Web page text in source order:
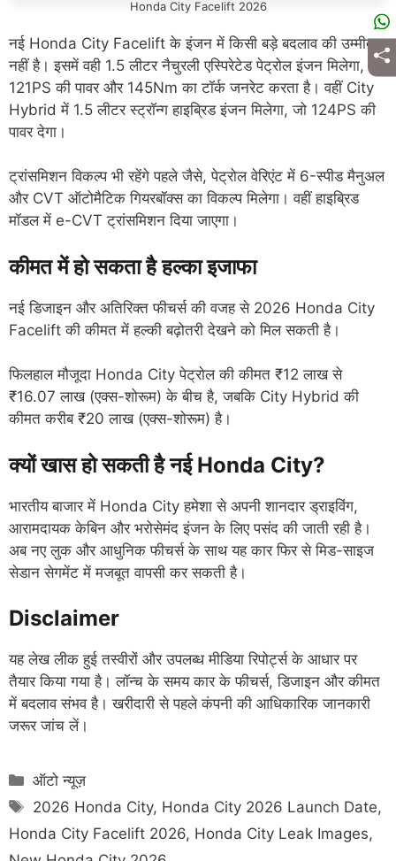
Honda City Facelift 2026
नई Honda City Facelift के इंजन में किसी बड़े बदलाव की उम्मीद
नहीं है। इसमें वही 1.5 लीटर नैचुरली एस्पिरेटेड पेट्रोल इंजन मिलेगा, जो
121PS की पावर और 145Nm का टॉर्क जनरेट करता है। वहीं City
Hybrid में 1.5 लीटर स्ट्रॉन्ग हाइब्रिड इंजन मिलेगा, जो 124PS की
पावर देगा।
ट्रांसमिशन विकल्प भी रहेंगे पहले जैसे, पेट्रोल वेरिएंट में 6-स्पीड मैनुअल
और CVT ऑटोमैटिक गियरबॉक्स का विकल्प मिलेगा। वहीं हाइब्रिड
मॉडल में e-CVT ट्रांसमिशन दिया जाएगा।
कीमत में हो सकता है हल्का इजाफा
नई डिजाइन और अतिरिक्त फीचर्स की वजह से 2026 Honda City
Facelift की कीमत में हल्की बढ़ोतरी देखने को मिल सकती है।
फिलहाल मौजूदा Honda City पेट्रोल की कीमत ₹12 लाख से
₹16.07 लाख (एक्स-शोरूम) के बीच है, जबकि City Hybrid की
कीमत करीब ₹20 लाख (एक्स-शोरूम) है।
क्यों खास हो सकती है नई Honda City?
भारतीय बाजार में Honda City हमेशा से अपनी शानदार ड्राइविंग,
आरामदायक केबिन और भरोसेमंद इंजन के लिए पसंद की जाती रही है।
अब नए लुक और आधुनिक फीचर्स के साथ यह कार फिर से मिड-साइज
सेडान सेगमेंट में मजबूत वापसी कर सकती है।
Disclaimer
यह लेख लीक हुई तस्वीरों और उपलब्ध मीडिया रिपोर्ट्स के आधार पर
तैयार किया गया है। लॉन्च के समय कार के फीचर्स, डिजाइन और कीमत
में बदलाव संभव है। खरीदारी से पहले कंपनी की आधिकारिक जानकारी
जरूर जांच लें।
Categories
ऑटो न्यूज़
Tags
2026 Honda City, Honda City 2026 Launch Date,
Honda City Facelift 2026, Honda City Leak Images,